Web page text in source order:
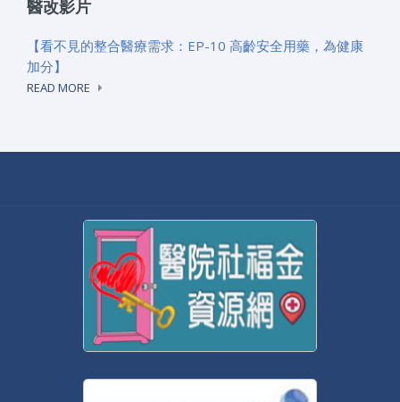
醫改影片
【看不見的整合醫療需求：EP-10 高齡安全用藥，為健康
加分】
READ MORE